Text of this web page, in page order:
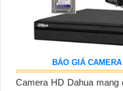
BÁO GIÁ
Camera HD Dahua mang